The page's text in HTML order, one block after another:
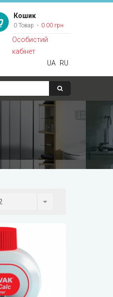
Кошик
0 Товар 0.00 грн
Особистий
кабінет
UA
RU